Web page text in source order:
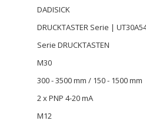
DADISICK
DRUCKTASTER Serie |
Serie DRUCKTASTEN
M30
300 - 3500 mm / 150 - 1500 mm
2 x PNP 4-20 mA
M12